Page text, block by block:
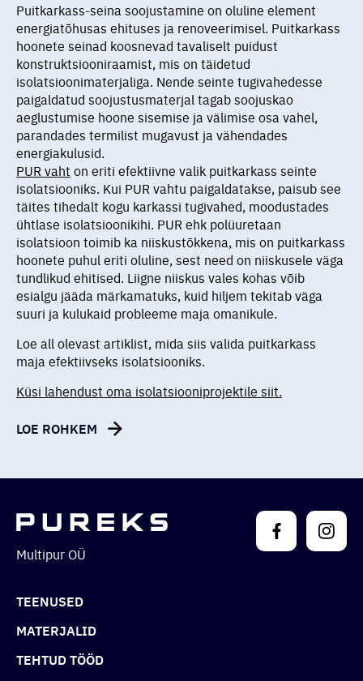
Puitkarkass-seina soojustamine on oluline element
energiatõhusas ehituses ja renoveerimisel. Puitkarkass
hoonete seinad koosnevad tavaliselt puidust
konstruktsiooniraamist, mis on täidetud
isolatsioonimaterjaliga. Nende seinte tugivahedesse
paigaldatud soojustusmaterjal tagab soojuskao
aeglustumise hoone sisemise ja välimise osa vahel,
parandades termilist mugavust ja vähendades
energiakulusid.
PUR vaht on eriti efektiivne valik puitkarkass seinte
isolatsiooniks. Kui PUR vahtu paigaldatakse, paisub see
täites tihedalt kogu karkassi tugivahed, moodustades
ühtlase isolatsioonikihi. PUR ehk polüuretaan
isolatsioon toimib ka niiskustõkkena, mis on puitkarkass
hoonete puhul eriti oluline, sest need on niiskusele väga
tundlikud ehitised. Liigne niiskus vales kohas võib
esialgu jääda märkamatuks, kuid hiljem tekitab väga
suuri ja kulukaid probleeme maja omanikule.
Loe all olevast artiklist, mida siis valida puitkarkass
maja efektiivseks isolatsiooniks.
Küsi lahendust oma isolatsiooniprojektile siit.
LOE ROHKEM
Multipur OÜ
TEENUSED
MATERJALID
TEHTUD TÖÖD